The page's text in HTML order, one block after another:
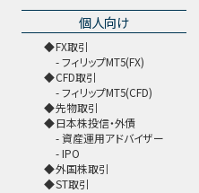
個人向け
FX取引
フィリップMT5(FX)
CFD取引
フィリップMT5(CFD)
先物取引
日本株投信・外債
資産運用アドバイザー
IPO
外国株取引
ST取引